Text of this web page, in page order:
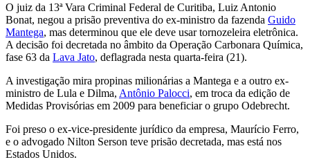
O juiz da 13ª Vara Criminal Federal de Curitiba, Luiz Antonio
Bonat, negou a prisão preventiva do ex-ministro da fazenda Guido
Mantega, mas determinou que ele deve usar tornozeleira eletrônica.
A decisão foi decretada no âmbito da Operação Carbonara Química,
fase 63 da Lava Jato, deflagrada nesta quarta-feira (21).
A investigação mira propinas milionárias a Mantega e a outro ex-
ministro de Lula e Dilma, Antônio Palocci, em troca da edição de
Medidas Provisórias em 2009 para beneficiar o grupo Odebrecht.
Foi preso o ex-vice-presidente jurídico da empresa, Maurício Ferro,
e o advogado Nilton Serson teve prisão decretada, mas está nos
Estados Unidos.